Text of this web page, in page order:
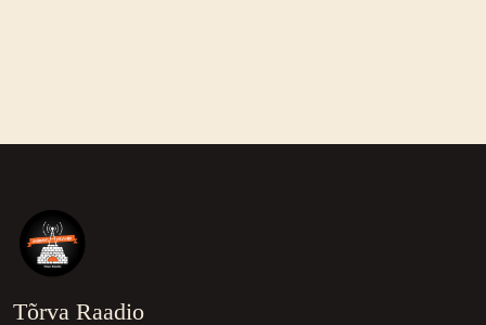
Tõrva Raadio